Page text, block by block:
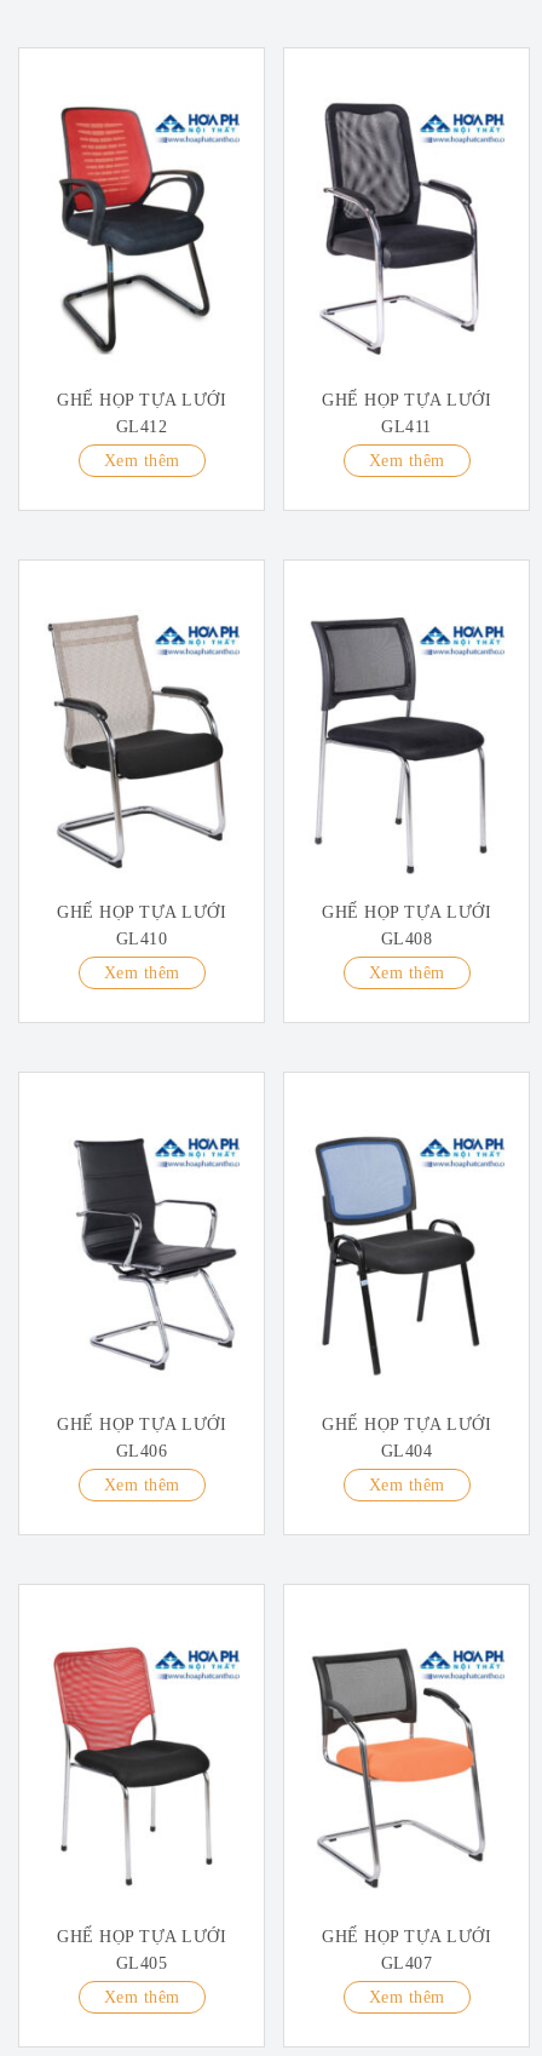
GHẾ HỌP TỰA LƯỚI
GL412
Xem thêm
GHẾ HỌP TỰA LƯỚI
GL411
Xem thêm
GHẾ HỌP TỰA LƯỚI
GL410
Xem thêm
GHẾ HỌP TỰA LƯỚI
GL408
Xem thêm
GHẾ HỌP TỰA LƯỚI
GL406
Xem thêm
GHẾ HỌP TỰA LƯỚI
GL404
Xem thêm
GHẾ HỌP TỰA LƯỚI
GL405
Xem thêm
GHẾ HỌP TỰA LƯỚI
GL407
Xem thêm